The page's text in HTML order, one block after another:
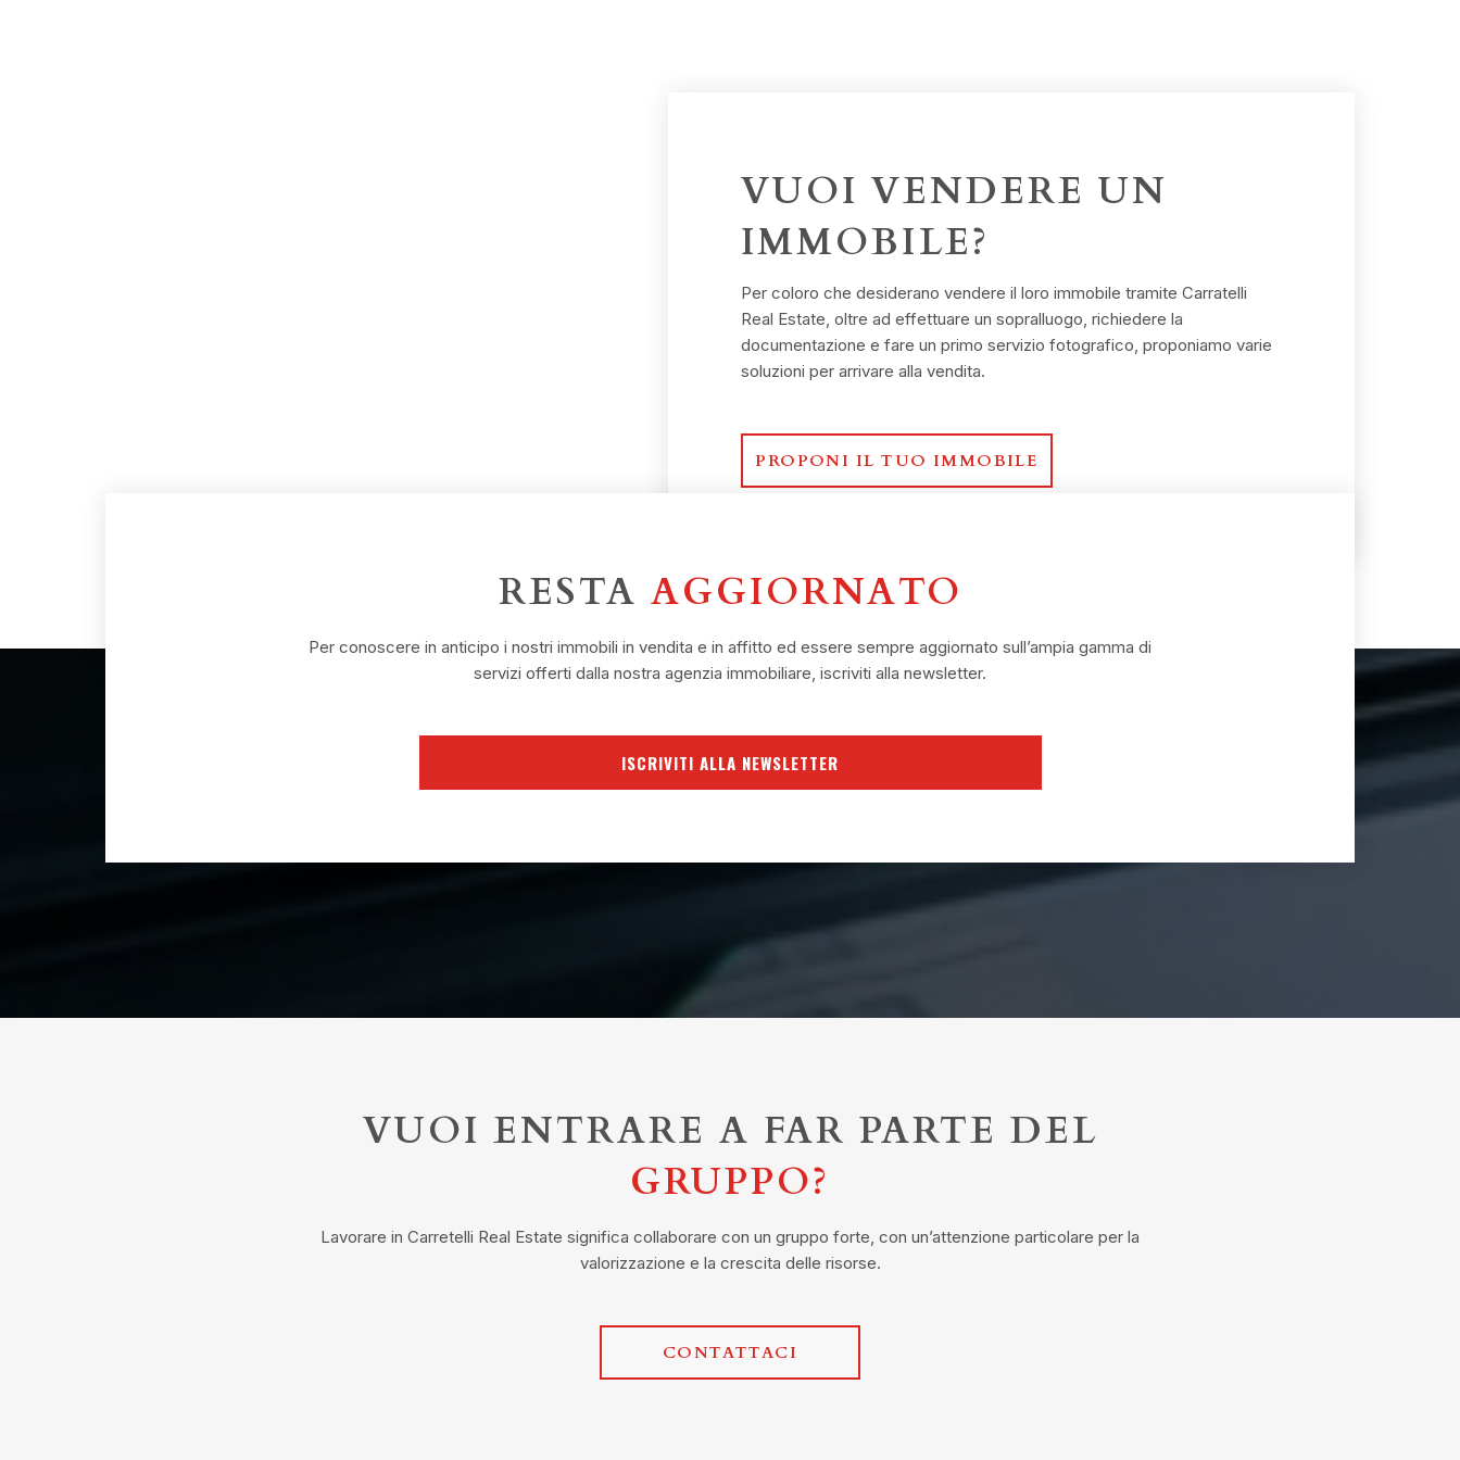
VUOI VENDERE UN
IMMOBILE?
Per coloro che desiderano vendere il loro immobile tramite Carratelli
Real Estate, oltre ad effettuare un sopralluogo, richiedere la
documentazione e fare un primo servizio fotografico, proponiamo varie
soluzioni per arrivare alla vendita.
PROPONI IL TUO IMMOBILE
RESTA AGGIORNATO
Per conoscere in anticipo i nostri immobili in vendita e in affitto ed essere sempre aggiornato sull’ampia gamma di
servizi offerti dalla nostra agenzia immobiliare, iscriviti alla newsletter.
ISCRIVITI ALLA NEWSLETTER
VUOI ENTRARE A FAR PARTE DEL
GRUPPO?
Lavorare in Carretelli Real Estate significa collaborare con un gruppo forte, con un’attenzione particolare per la
valorizzazione e la crescita delle risorse.
CONTATTACI